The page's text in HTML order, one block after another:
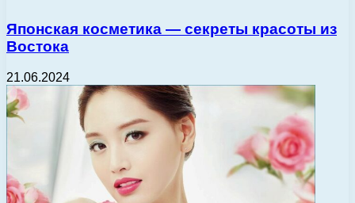
Японская косметика — секреты красоты из
Востока
21.06.2024